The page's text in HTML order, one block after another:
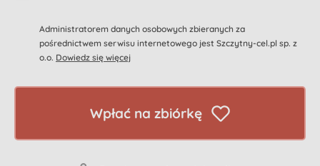
Administratorem danych osobowych zbieranych za
pośrednictwem serwisu internetowego jest Szczytny-cel.pl sp. z
o.o. Dowiedz się więcej
Wpłać na zbiórkę